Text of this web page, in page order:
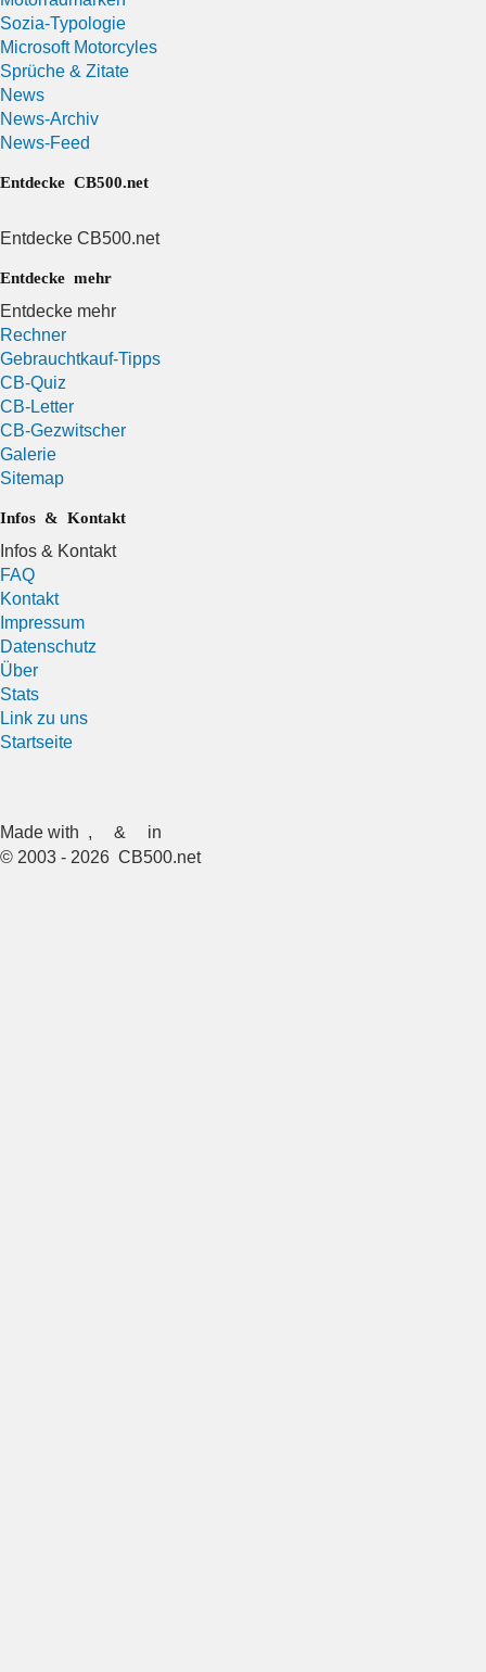
Sozia-Typologie
Microsoft Motorcyles
Sprüche & Zitate
News
News-Archiv
News-Feed
Entdecke CB500.net
Entdecke CB500.net
Entdecke mehr
Entdecke mehr
Rechner
Gebrauchtkauf-Tipps
CB-Quiz
CB-Letter
CB-Gezwitscher
Galerie
Sitemap
Infos & Kontakt
Infos & Kontakt
FAQ
Kontakt
Impressum
Datenschutz
Über
Stats
Link zu uns
Startseite
Made with , &
in
© 2003 - 2026 CB500.net